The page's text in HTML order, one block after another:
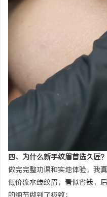
四、为什么新手纹眉首选久匠？
做完完整功课和实地体验，我
低价流水线纹眉，看似省钱，